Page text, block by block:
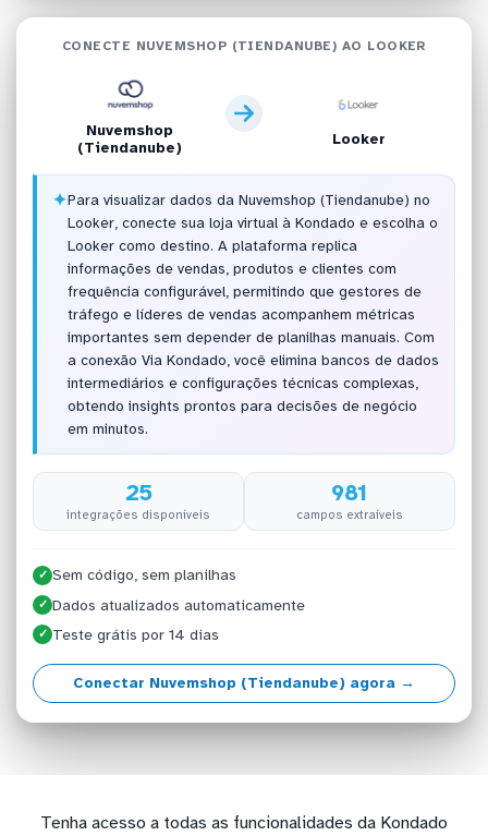
CONECTE NUVEMSHOP (TIENDANUBE) AO LOOKER
Nuvemshop
(Tiendanube)
Looker
✦Para visualizar dados da Nuvemshop (Tiendanube) no
Looker, conecte sua loja virtual à Kondado e escolha o
Looker como destino. A plataforma replica
informações de vendas, produtos e clientes com
frequência configurável, permitindo que gestores de
tráfego e líderes de vendas acompanhem métricas
importantes sem depender de planilhas manuais. Com
a conexão Via Kondado, você elimina bancos de dados
intermediários e configurações técnicas complexas,
obtendo insights prontos para decisões de negócio
em minutos.
25
integrações disponíveis
981
campos extraíveis
✓ Sem código, sem planilhas
✓ Dados atualizados automaticamente
✓ Teste grátis por 14 dias
Conectar Nuvemshop (Tiendanube) agora →
Tenha acesso a todas as funcionalidades da Kondado